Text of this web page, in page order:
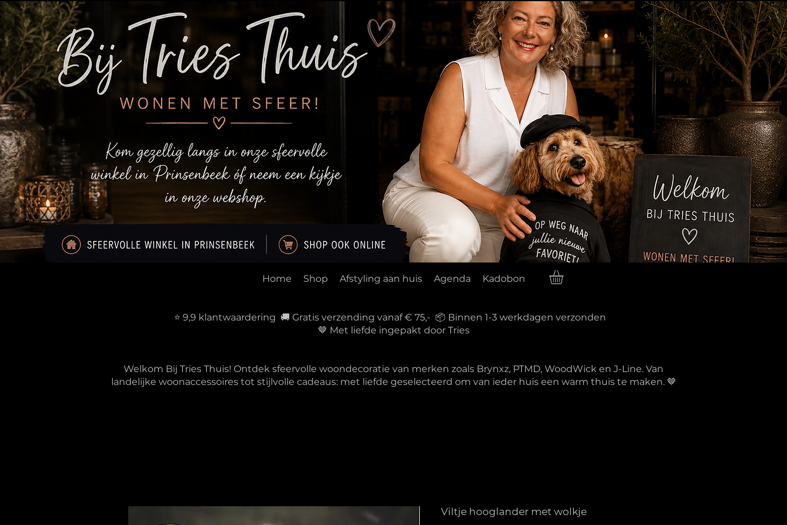
Home Shop Afstyling aan huis Agenda Kadobon
⭐ 9,9 klantwaardering 🚚 Gratis verzending vanaf € 75,- 📦 Binnen 1-3 werkdagen verzonden
🤎 Met liefde ingepakt door Tries
Welkom Bij Tries Thuis! Ontdek sfeervolle woondecoratie van merken zoals Brynxz, PTMD, WoodWick en J-Line. Van
landelijke woonaccessoires tot stijlvolle cadeaus: met liefde geselecteerd om van ieder huis een warm thuis te maken. 🤎
Viltje hooglander met wolkje